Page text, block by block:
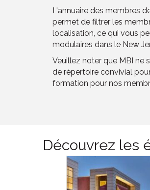
L'annuaire des membres
permet de filtrer les
localisation, ce qui vous
modulaires dans le New
Veuillez noter que MBI ne
de répertoire convivial
formation pour nos
Découvrez les